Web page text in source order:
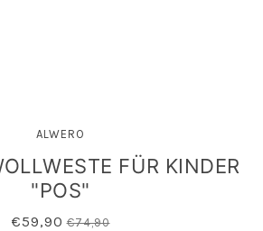
ALWERO
FÜR KINDER
"POS"
€59,90 €74,90